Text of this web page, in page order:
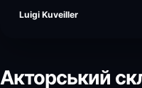
Luigi Kuveiller
Акторський